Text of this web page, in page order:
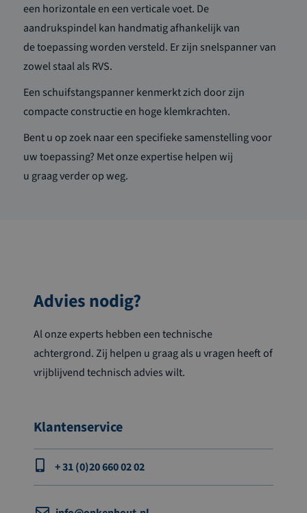
een horizontaleeneen verticale voet. De
aandrukspindel kan handmatig afhankelijk van
detoepassingworden versteld. Er zijn snelspannervan
zowel staal als RVS.
Een schuifstangspanner kenmerkt zich door zijn
compacte constructie en hoge klemkrachten.
Bent u op zoek naar een specifieke samenstelling voor
uw toepassing? Met onze expertise helpen wij
u graagverder op weg.
Advies nodig?
Al onze experts hebben een technische
achtergrond. Zij helpen u graag als u vragen heeft of
vrijblijvend technisch advies wilt.
Klantenservice
+ 31 (0)20 660 02 02